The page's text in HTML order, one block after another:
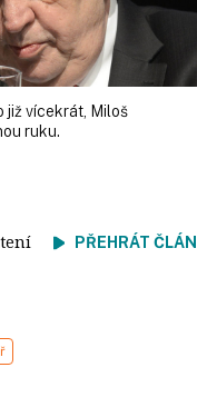
již vícekrát, Miloš
ruku.
PŘEHRÁT